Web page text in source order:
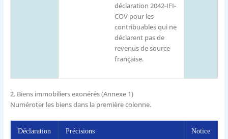
déclaration 2042-IFI-
COV pour les
contribuables qui ne
déclarent pas de
revenus de source
française.
2.Biens immobiliers exonérés (Annexe 1)
Numéroter les biens dans la première colonne.
Déclaration Précisions Notice